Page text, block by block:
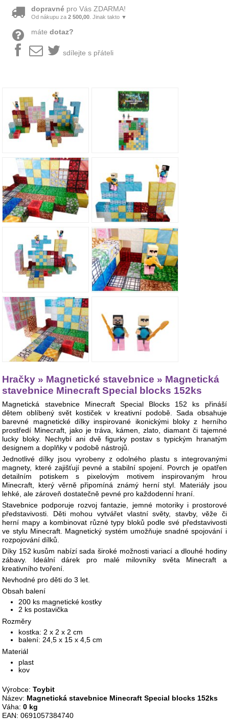
dopravnépro Vás ZDARMA!
Od nákupu za 2 500,00. Jinak takto ▼
máte dotaz?
sdílejte s přáteli
Hračky » Magnetické stavebnice » Magnetická
stavebnice Minecraft Special blocks 152ks
Magnetická stavebnice Minecraft Special Blocks 152 ks přináší
dětem oblíbený svět kostiček v kreativní podobě. Sada obsahuje
barevné magnetické dílky inspirované ikonickými bloky z herního
prostředí Minecraft, jako je tráva, kámen, zlato, diamant či tajemné
lucky bloky. Nechybí ani dvě figurky postav s typickým hranatým
designem a doplňky v podobě nástrojů.
Jednotlivé dílky jsou vyrobeny z odolného plastu s integrovanými
magnety, které zajišťují pevné a stabilní spojení. Povrch je opatřen
detailním potiskem s pixelovým motivem inspirovaným hrou
Minecraft, který věrně připomíná známý herní styl. Materiály jsou
lehké, ale zároveň dostatečně pevné pro každodenní hraní.
Stavebnice podporuje rozvoj fantazie, jemné motoriky i prostorové
představivosti. Děti mohou vytvářet vlastní světy, stavby, věže či
herní mapy a kombinovat různé typy bloků podle své představivosti
ve stylu Minecraft. Magnetický systém umožňuje snadné spojování i
rozpojování dílků.
Díky 152 kusům nabízí sada široké možnosti variací a dlouhé hodiny
zábavy. Ideální dárek pro malé milovníky světa Minecraft a
kreativního tvoření.
Nevhodné pro děti do 3 let.
Obsah balení
200 ks magnetické kostky
2 ks postavička
Rozměry
kostka: 2 x 2 x 2 cm
balení: 24,5 x 15 x 4,5 cm
Materiál
plast
kov
Výrobce:Toybit
Název: Magnetická stavebnice Minecraft Special blocks 152ks
Váha:0 kg
EAN: 0691057384740